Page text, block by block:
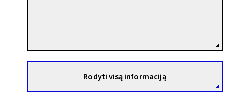
Rodyti visą informaciją